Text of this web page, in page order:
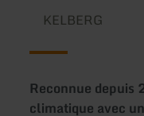
KELBERG
Reconnue depuis
climatique avec